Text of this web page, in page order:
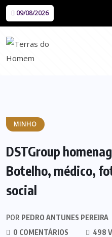
09/08/2026
MINHO
DSTGroup
Botelho, médico,
social
POR PEDRO ANTUNES PEREIRA
0 COMENTÁRIOS
498